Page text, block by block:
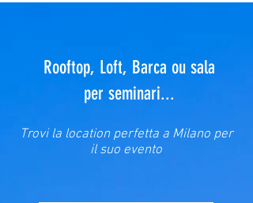
Rooftop, Loft, Barca ou sala
per seminari...
Trovi la location perfetta a Milano per
il suo evento